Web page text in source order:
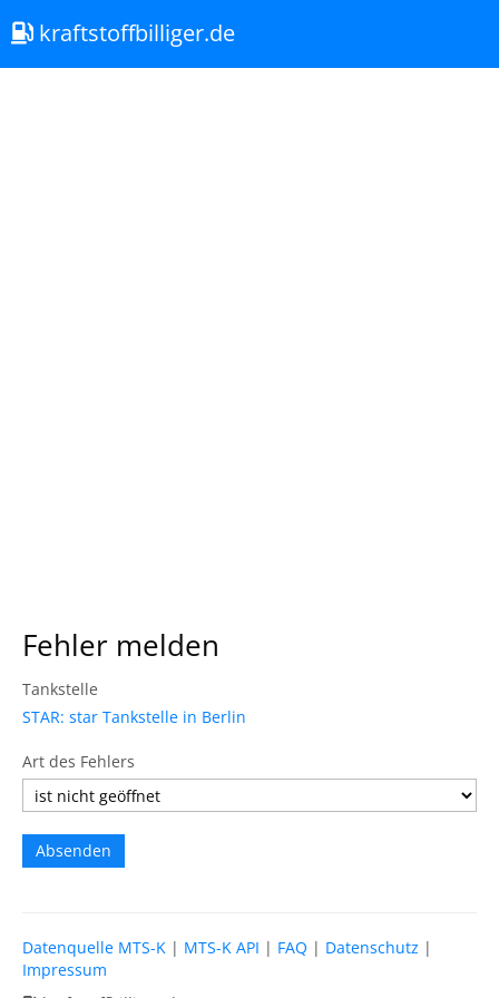
kraftstoffbilliger.de
Fehler melden
Tankstelle
STAR: star Tankstelle in Berlin
Art des Fehlers
Datenquelle MTS-K | MTS-K API | FAQ | Datenschutz |
Impressum